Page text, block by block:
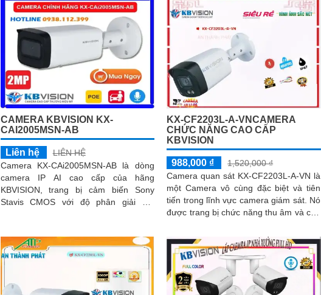
CAMERA KBVISION KX-
CAI2005MSN-AB
Liên hệ
LIÊN HỆ
Camera KX-CAi2005MSN-AB là dòng
camera IP AI cao cấp của hãng
KBVISION, trang bị cảm biến Sony
Stavis CMOS với độ phân giải 2.0
KX-CF2203L-A-VNCAMERA
CHỨC NĂNG CAO CẤP
KBVISION
988,000 ₫
1,520,000 ₫
Camera quan sát KX-CF2203L-A-VN là
một Camera vô cùng đặc biệt và tiên
tiến trong lĩnh vực camera giám sát. Nó
được trang bị chức năng thu âm và cho
sắc rõ nét